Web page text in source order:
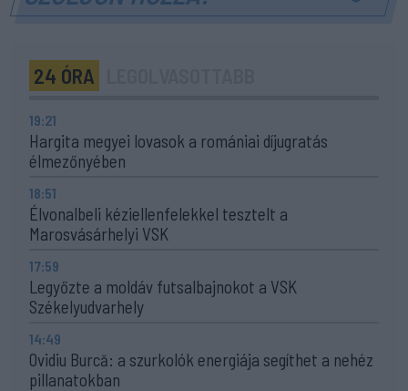
24 ÓRA
19:21
Hargita megyei lovasok a romániai díjugratás
élmezőnyében
18:51
Élvonalbeli kéziellenfelekkel tesztelt a
Marosvásárhelyi VSK
17:59
Legyőzte a moldáv futsalbajnokot a VSK
Székelyudvarhely
14:49
Ovidiu Burcă: a szurkolók energiája segíthet a nehéz
pillanatokban